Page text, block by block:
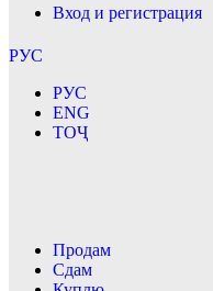
Вход и регистрация
РУС
РУС
ENG
ТОҶ
Продам
Сдам